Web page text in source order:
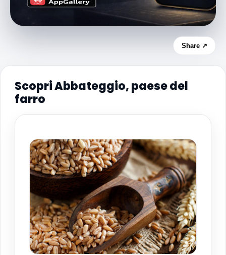
Share ↗
Scopri Abbateggio, paese del
farro